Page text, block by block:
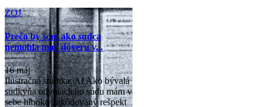
ZOJ
Prečo by som ako sudca
nemohla mať dôveru v...
16 máj
Ilustračná snímka: AI Ako bývalá
sudkyňa odvolacieho súdu mám v
sebe hlboko zakódovaný rešpekt